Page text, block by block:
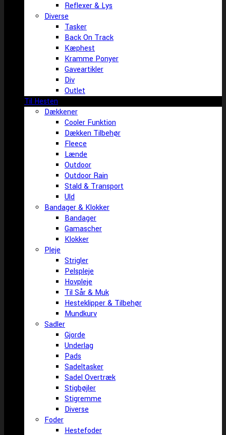
Reflexer & Lys
Diverse
Tasker
Back On Track
Kæphest
Kramme Ponyer
Gaveartikler
Div
Outlet
Til Hesten
Dækkener
Cooler Funktion
Dækken Tilbehør
Fleece
Lænde
Outdoor
Outdoor Rain
Stald & Transport
Uld
Bandager & Klokker
Bandager
Gamascher
Klokker
Pleje
Strigler
Pelspleje
Hovpleje
Til Sår & Muk
Hesteklipper & Tilbehør
Mundkurv
Sadler
Gjorde
Underlag
Pads
Sadeltasker
Sadel Overtræk
Stigbøjler
Stigremme
Diverse
Foder
Hestefoder